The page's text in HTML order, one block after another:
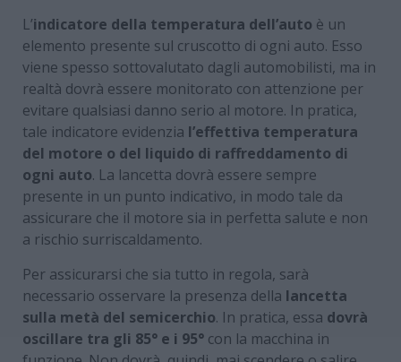
L’indicatore della temperatura dell’auto è un
elemento presente sul cruscotto di ogni auto. Esso
viene spesso sottovalutato dagli automobilisti, ma in
realtà dovrà essere monitorato con attenzione per
evitare qualsiasi danno serio al motore. In pratica,
tale indicatore evidenzia l’effettiva temperatura
del motore o del liquido di raffreddamento di
ogni auto. La lancetta dovrà essere sempre
presente in un punto indicativo, in modo tale da
assicurare che il motore sia in perfetta salute e non
a rischio surriscaldamento.
Per assicurarsi che sia tutto in regola, sarà
necessario osservare la presenza della lancetta
sulla metà del semicerchio. In pratica, essa dovrà
oscillare tra gli 85° e i 95° con la macchina in